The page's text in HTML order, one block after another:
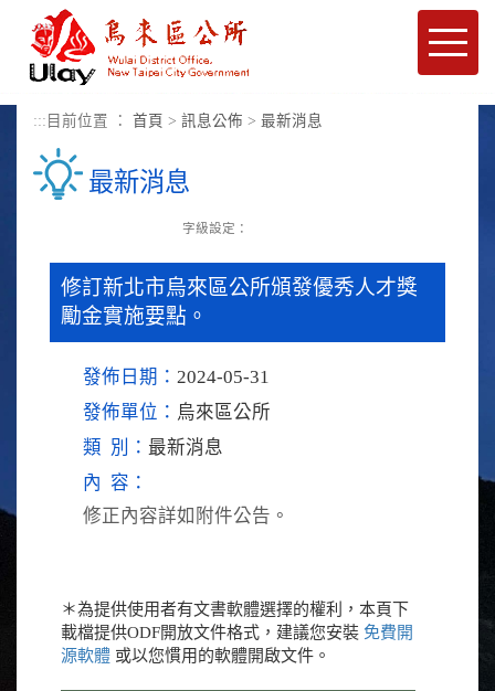
進入內容區塊
Toggle
::: 目前位置 ： 首頁 > 訊息公佈 > 最新消息
最新消息
字級設定：
修訂新北市烏來區公所頒發優秀人才獎
勵金實施要點。
發佈日期： 2024-05-31
發佈單位： 烏來區公所
類 別： 最新消息
內 容：
修正內容詳如附件公告。
＊為提供使用者有文書軟體選擇的權利，本頁下
載檔提供ODF開放文件格式，建議您安裝 免費開
源軟體 或以您慣用的軟體開啟文件。